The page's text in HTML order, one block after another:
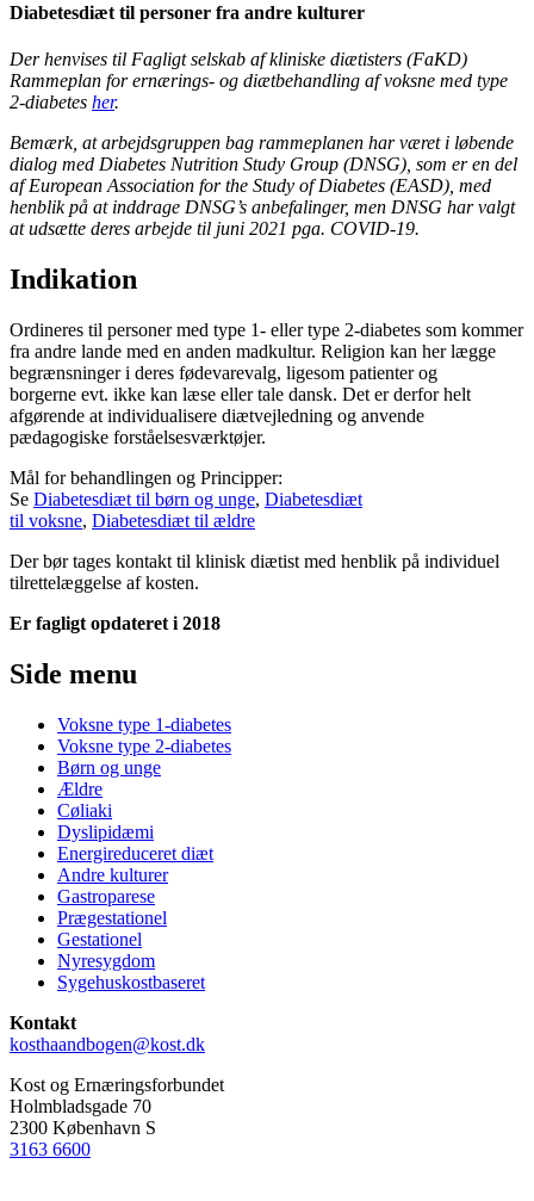
Diabetesdiæt til personer fra andre kulturer
Der henvises til Fagligt selskab af kliniske diætisters (FaKD)
Rammeplan for ernærings- og diætbehandling af voksne med type
2-diabetes her.
Bemærk, at arbejdsgruppen bag rammeplanen har været i løbende
dialog med Diabetes Nutrition Study Group (DNSG), som er en del
af European Association for the Study of Diabetes (EASD), med
henblik på at inddrage DNSG’s anbefalinger, men DNSG har valgt
at udsætte deres arbejde til juni 2021 pga. COVID-19.
Indikation
Ordineres til personer med type 1- eller type 2-diabetes som kommer
fra andre lande med en anden madkultur. Religion kan her lægge
begrænsninger i deres fødevarevalg, ligesom patienter og
borgerne evt. ikke kan læse eller tale dansk. Det er derfor helt
afgørende at individualisere diætvejledning og anvende
pædagogiske forståelsesværktøjer.
Mål for behandlingen og Principper:
Se Diabetesdiæt til børn og unge, Diabetesdiæt
til voksne, Diabetesdiæt til ældre
Der bør tages kontakt til klinisk diætist med henblik på individuel
tilrettelæggelse af kosten.
Er fagligt opdateret i 2018
Side menu
Voksne type 1-diabetes
Voksne type 2-diabetes
Børn og unge
Ældre
Cøliaki
Dyslipidæmi
Energireduceret diæt
Andre kulturer
Gastroparese
Prægestationel
Gestationel
Nyresygdom
Sygehuskostbaseret
Kontakt
kosthaandbogen@kost.dk
Kost og Ernæringsforbundet
Holmbladsgade 70
2300 København S
3163 6600